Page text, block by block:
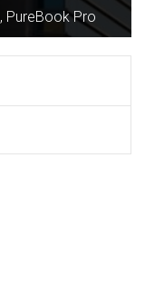
PureBook Pro